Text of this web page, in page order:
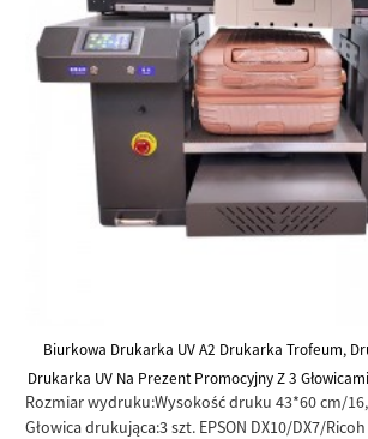
Biurkowa Drukarka UV A2 Drukarka Trofeum,
Drukarka UV Na Prezent Promocyjny Z 3
DX7, 3200-U1, DX10 Do Biznesowego
Rozmiar wydruku:Wysokość druku 43*60 cm/
Głowica drukująca:3 szt. EPSON DX10/DX7/